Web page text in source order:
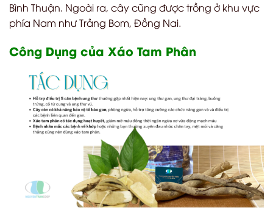
Bình Thuận. Ngoài ra, cây cũng được trồng ở khu vực
phía Nam như Trảng Bom, Đồng Nai.
Công Dụng của Xáo Tam Phân